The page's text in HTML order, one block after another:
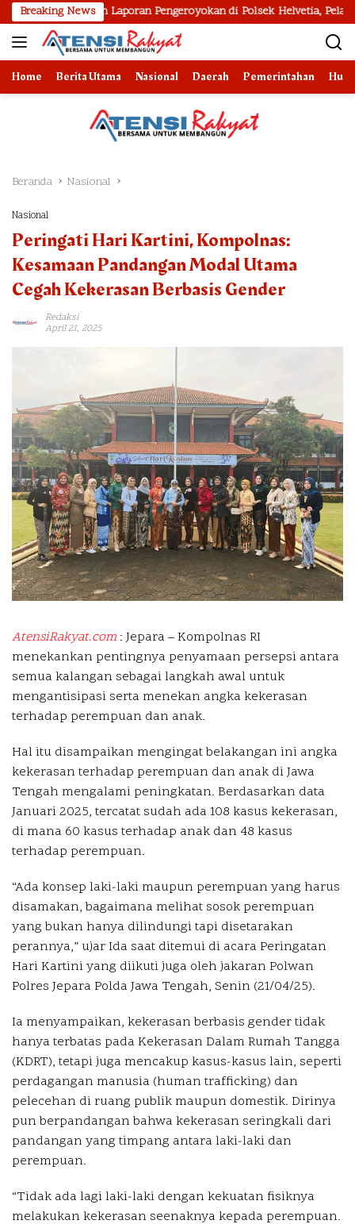
Langsung
ke
konten
Breaking News
Bulan Laporan Pengeroyokan di Polsek Helvetia, Pelaku Tidak
Home Berita Utama Nasional Daerah Pemerintahan
Beranda Nasional
Nasional
Peringati Hari Kartini, Kompolnas:
Kesamaan Pandangan Modal Utama
Cegah Kekerasan Berbasis Gender
Redaksi
April 21, 2025
AtensiRakyat.com : Jepara – Kompolnas RI
menekankan pentingnya penyamaan persepsi antara
semua kalangan sebagai langkah awal untuk
mengantisipasi serta menekan angka kekerasan
terhadap perempuan dan anak.
Hal itu disampaikan mengingat belakangan ini angka
kekerasan terhadap perempuan dan anak di Jawa
Tengah mengalami peningkatan. Berdasarkan data
Januari 2025, tercatat sudah ada 108 kasus kekerasan,
di mana 60 kasus terhadap anak dan 48 kasus
terhadap perempuan.
“Ada konsep laki-laki maupun perempuan yang harus
disamakan, bagaimana melihat sosok perempuan
yang bukan hanya dilindungi tapi disetarakan
perannya,” ujar Ida saat ditemui di acara Peringatan
Hari Kartini yang diikuti juga oleh jakaran Polwan
Polres Jepara Polda Jawa Tengah, Senin (21/04/25).
Ia menyampaikan, kekerasan berbasis gender tidak
hanya terbatas pada Kekerasan Dalam Rumah Tangga
(KDRT), tetapi juga mencakup kasus-kasus lain, seperti
perdagangan manusia (human trafficking) dan
pelecehan di ruang publik maupun domestik. Dirinya
pun berpandangan bahwa kekerasan seringkali dari
pandangan yang timpang antara laki-laki dan
perempuan.
“Tidak ada lagi laki-laki dengan kekuatan fisiknya
melakukan kekerasan seenaknya kepada perempuan.